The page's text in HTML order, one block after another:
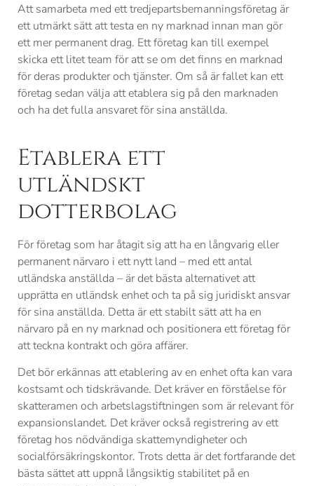
Att samarbeta med ett tredjepartsbemanningsföretag är
ett utmärkt sätt att testa en ny marknad innan man gör
ett mer permanent drag. Ett företag kan till exempel
skicka ett litet team för att se om det finns en marknad
för deras produkter och tjänster. Om så är fallet kan ett
företag sedan välja att etablera sig på den marknaden
och ha det fulla ansvaret för sina anställda.
Etablera ett
utländskt
dotterbolag
För företag som har åtagit sig att ha en långvarig eller
permanent närvaro i ett nytt land – med ett antal
utländska anställda – är det bästa alternativet att
upprätta en utländsk enhet och ta på sig juridiskt ansvar
för sina anställda. Detta är ett stabilt sätt att ha en
närvaro på en ny marknad och positionera ett företag för
att teckna kontrakt och göra affärer.
Det bör erkännas att etablering av en enhet ofta kan vara
kostsamt och tidskrävande. Det kräver en förståelse för
skatteramen och arbetslagstiftningen som är relevant för
expansionslandet. Det kräver också registrering av ett
företag hos nödvändiga skattemyndigheter och
socialförsäkringskontor. Trots detta är det fortfarande det
bästa sättet att uppnå långsiktig stabilitet på en